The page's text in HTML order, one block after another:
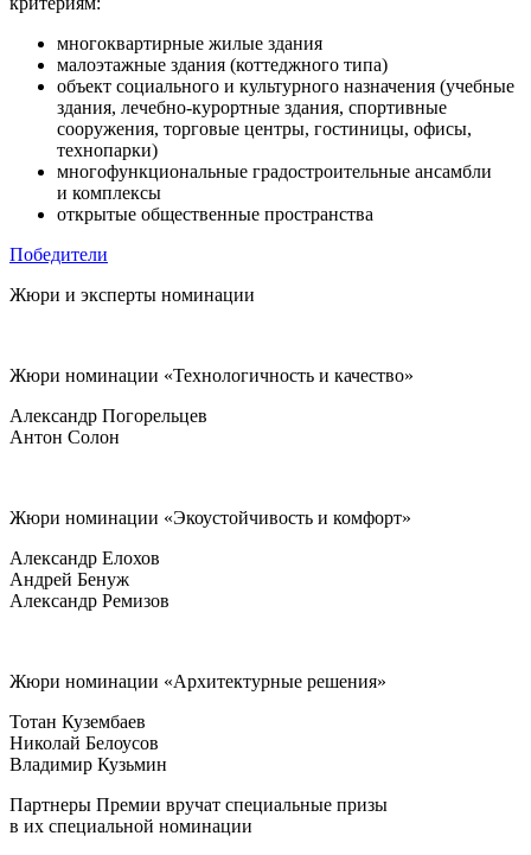
многоквартирные жилые здания
малоэтажные здания (коттеджного типа)
объект социального и культурного назначения (учебные
здания, лечебно-курортные здания, спортивные
сооружения, торговые центры, гостиницы, офисы,
технопарки)
многофункциональные градостроительные ансамбли
и комплексы
открытые общественные пространства
Победители
Жюри и эксперты номинации
Жюри номинации «Технологичность и качество»
Александр Погорельцев
Антон Солон
Жюри номинации «Экоустойчивость и комфорт»
Александр Елохов
Андрей Бенуж
Александр Ремизов
Жюри номинации «Архитектурные решения»
Тотан Кузембаев
Николай Белоусов
Владимир Кузьмин
Партнеры Премии вручат специальные призы
в их специальной номинации